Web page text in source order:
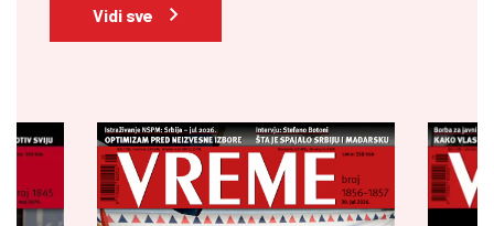
Vidi sve